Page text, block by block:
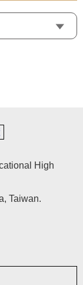
High
Taiwan.